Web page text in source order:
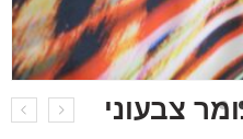
צבעוני